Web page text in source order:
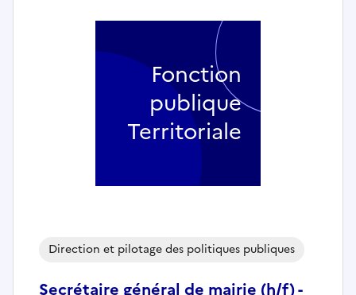
Secrétaire général de mairie (h/f) -
Direction et pilotage des politiques publiques
Fonction
publique
Territoriale